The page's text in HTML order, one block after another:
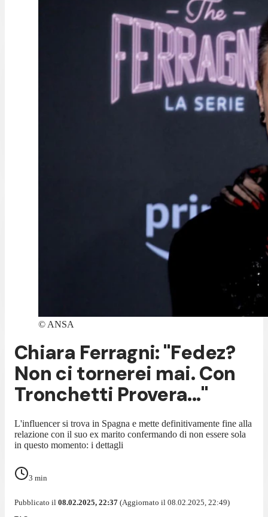
© ANSA
Chiara Ferragni: "Fedez?
Non ci tornerei mai. Con
Tronchetti Provera..."
L'influencer si trova in Spagna e mette definitivamente fine alla
relazione con il suo ex marito confermando di non essere sola
in questo momento: i dettagli
3 min
Pubblicato il 08.02.2025, 22:37 (Aggiornato il 08.02.2025, 22:49)